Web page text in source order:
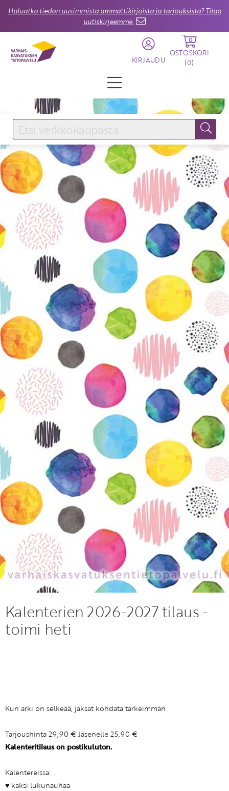
Haluatko tiedon uusimmista ammattikirjoista ja tarjouksista? Tilaa
uutiskirjeemme.
KIRJAUDU
0
OSTOSKORI
(0)
KIRJAUDU SISÄÄN
Käyttäjätunnus
Salasana
Unohtuiko salasana?
KIRJAUDU SISÄÄN
Etkö ole vielä Varhaiskasvatuksen Tietopalvelun
jäsen?
Liity tästä!
Kalenterien 2026-2027 tilaus -
toimi heti
Kun arki on selkeää, jaksat kohdata tärkeimmän
Tarjoushinta 29,90 € Jäsenelle 25,90 €
Kalenteritilaus on postikuluton.
Kalentereissa:
♥ kaksi lukunauhaa